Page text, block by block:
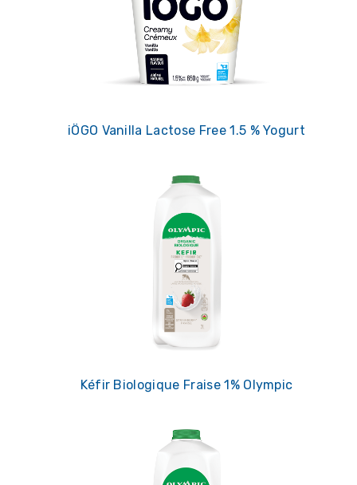
iÖGO Vanilla Lactose Free 1.5 % Yogurt
Kéfir Biologique Fraise 1% Olympic